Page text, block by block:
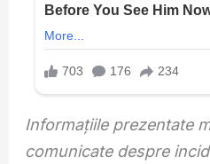
Informațiile prezentate
comunicate despre